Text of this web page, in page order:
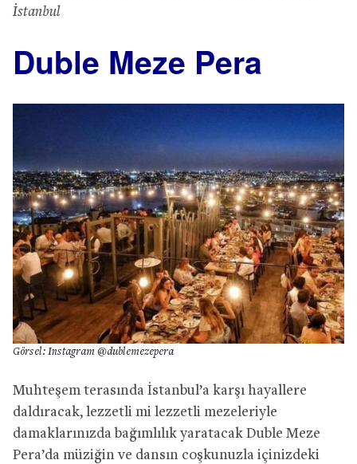
İstanbul
Duble Meze Pera
Görsel: Instagram @dublemezepera
Muhteşem terasında İstanbul’a karşı hayallere
daldıracak, lezzetli mi lezzetli mezeleriyle
damaklarınızda bağımlılık yaratacak Duble Meze
Pera’da müziğin ve dansın coşkunuzla içinizdeki